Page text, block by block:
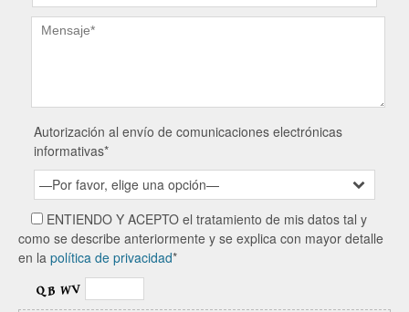
Autorización al envío de comunicaciones electrónicas
informativas*
—Por favor, elige una opción—
ENTIENDO Y ACEPTO el tratamiento de mis datos tal y
como se describe anteriormente y se explica con mayor detalle
en la política de privacidad*